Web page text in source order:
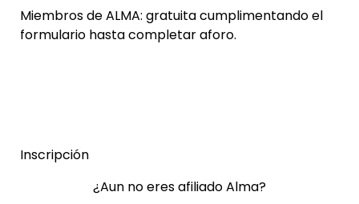
Miembros de ALMA: gratuita cumplimentando el
formulario hasta completar aforo.
Inscripción
¿Aun no eres afiliado Alma?